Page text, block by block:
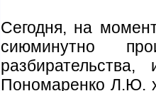
Сегодня, на
сиюминутно
Пономаренко Л.Ю.